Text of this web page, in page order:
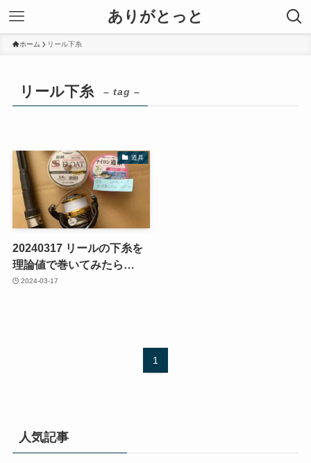
ありがとっと
ホーム リール下糸
リール下糸 – tag –
道具
20240317 リールの下糸を
理論値で巻いてみたら…
2024-03-17
1
人気記事